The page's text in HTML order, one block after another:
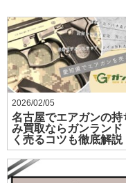
2026/02/05
名古屋でエアガンの持
み買取ならガンランド
く売るコツも徹底解説